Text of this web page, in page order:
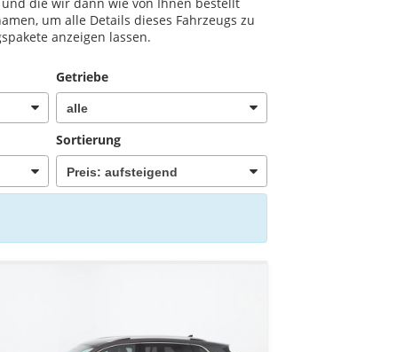
um alle Details dieses Fahrzeugs zu
anzeigen lassen.
Getriebe
Sortierung